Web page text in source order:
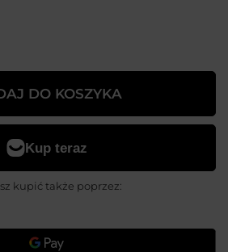
DO KOSZYKA
kupić także poprzez: